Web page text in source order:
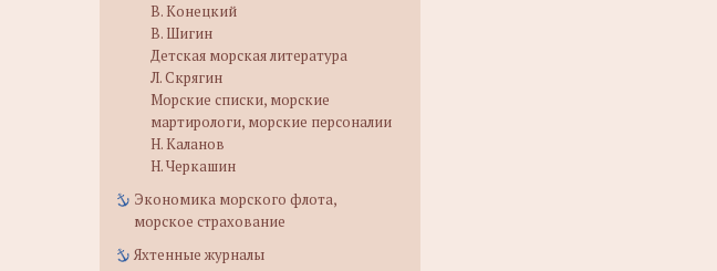
В. Конецкий
В. Шигин
Детская морская литература
Л. Скрягин
Морские списки, морские
мартирологи, морские персоналии
Н. Каланов
Н. Черкашин
Экономика морского флота,
морское страхование
Яхтенные журналы